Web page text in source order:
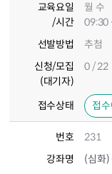
교육요일
/시간
월 수
09:30
선발방법
추첨
신청/모집
(대기자)
0 / 22
접수상태 접
번호
231
강좌명
(심화)